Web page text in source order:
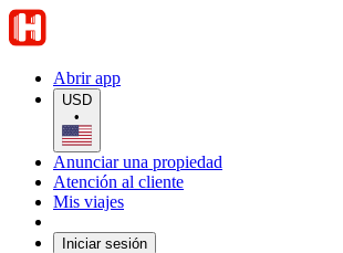
Abrir app
USD
•
Anunciar una propiedad
Atención al cliente
Mis viajes
Iniciar sesión